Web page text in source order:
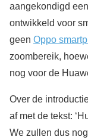
aangekondigd een
ontwikkeld voor
geen Oppo
zoombereik,
nog voor de
Over de
af met de tekst:
We zullen dus